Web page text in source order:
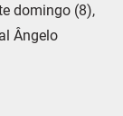
domingo (8),
Ângelo